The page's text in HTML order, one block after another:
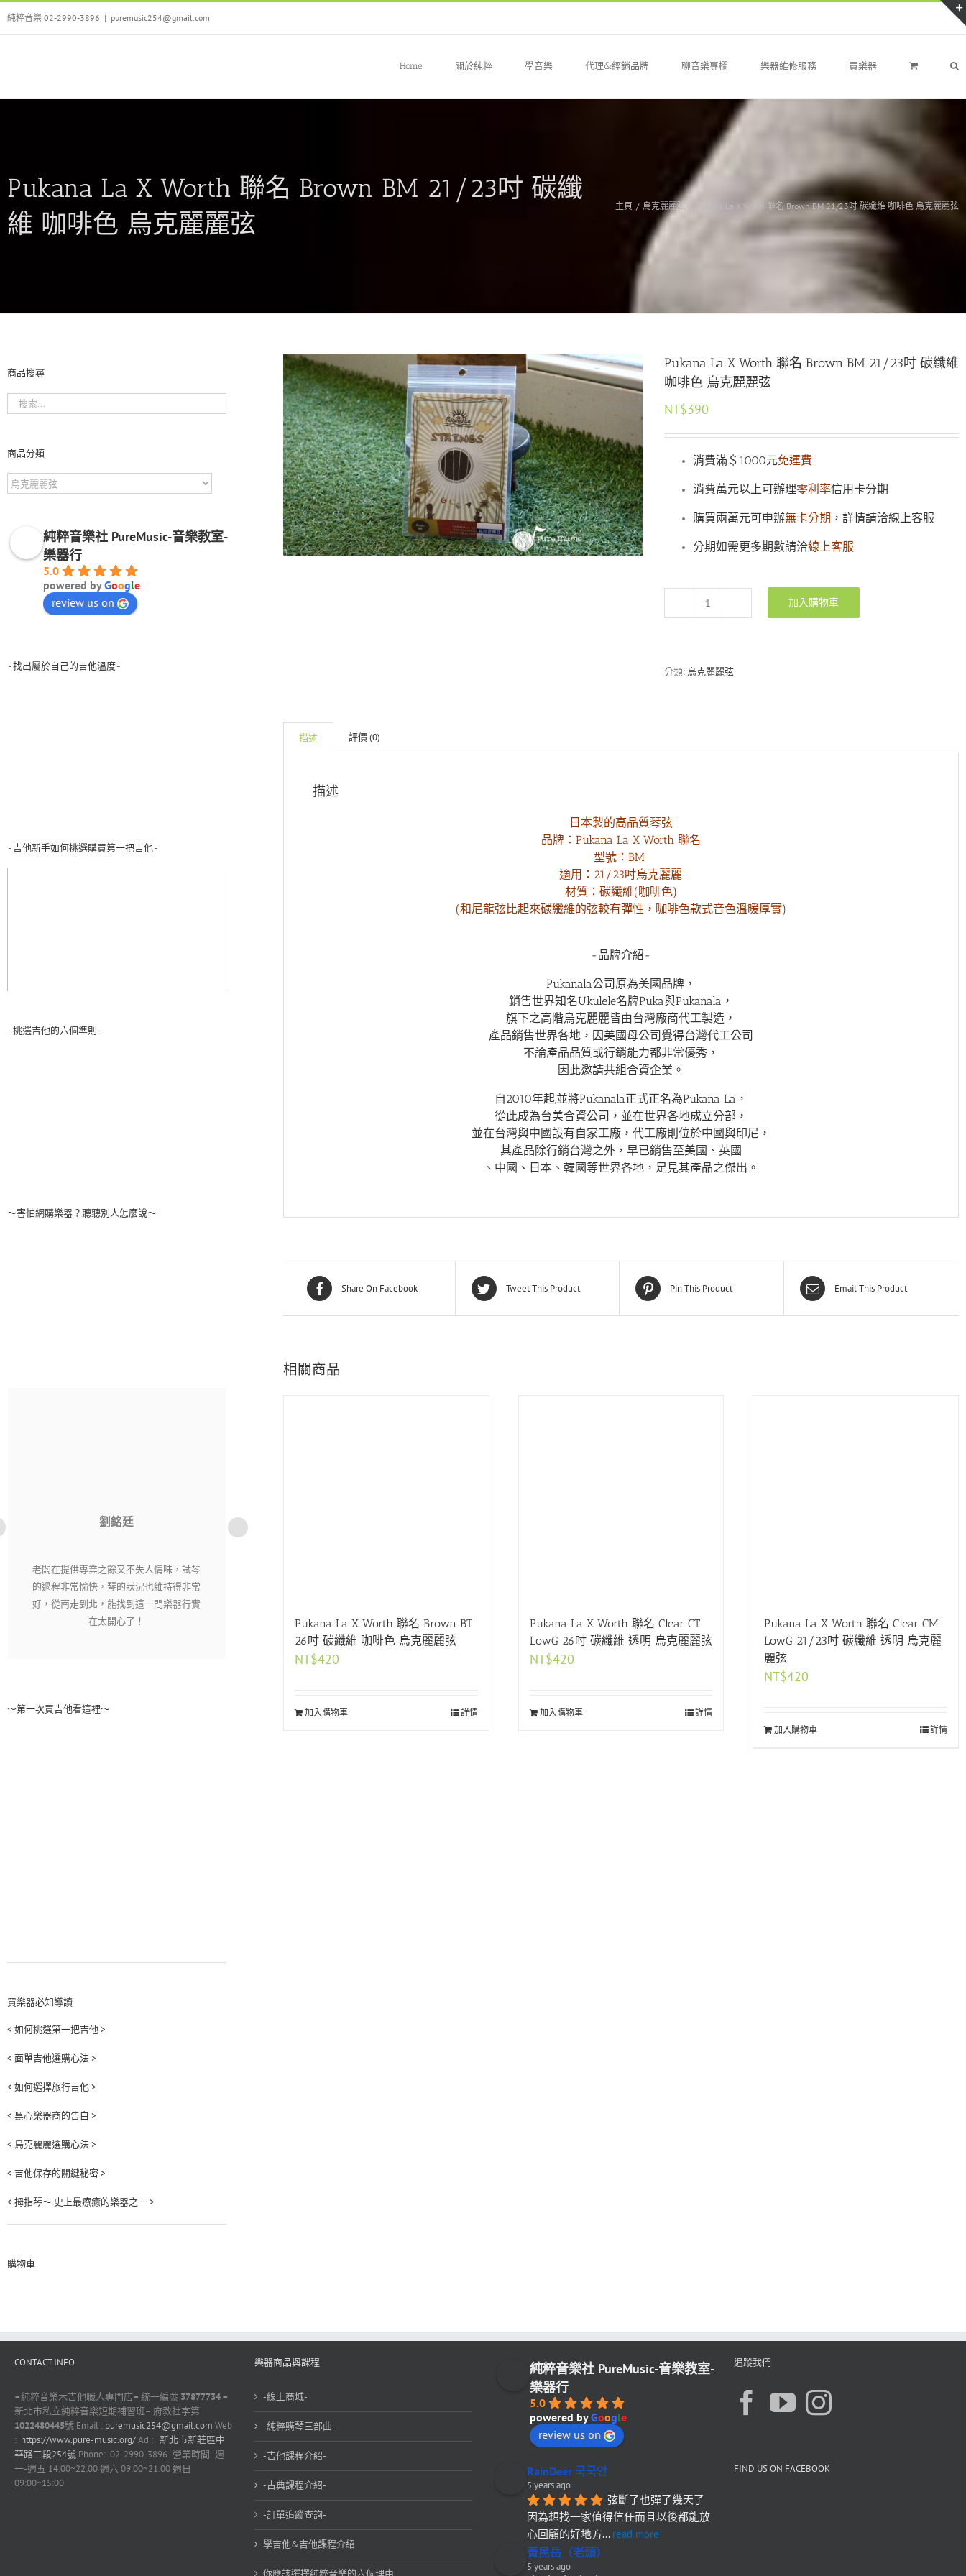
Skip
content
純粹音樂 02-2990-3896 | puremusic254@gmail.com
Home 關於純粹 學音樂 代理&經銷品牌 聊音樂專欄 樂器維修服務 買樂器
Pukana La X Worth 聯名 Brown BM 21/23吋 碳纖
維 咖啡色 烏克麗麗弦
主頁 / 烏克麗麗弦 Pukana La X Worth 聯名 Brown BM 21/23吋 碳纖維 咖啡色 烏克麗麗弦
Pukana La X Worth 聯名 Brown BM 21/23吋 碳纖維
咖啡色 烏克麗麗弦
NT$390
消費滿＄1000元免運費
消費萬元以上可辦理零利率信用卡分期
購買兩萬元可申辦無卡分期 ，詳情請洽線上客服
分期如需更多期數請洽線上客服
Pukana
聯
碳
數
加入購物車
分類: 烏克麗麗弦
描述 評價 (0)
描述
日本製的高品質琴弦
品牌：Pukana La X Worth 聯名
型號：BM
適用：21/23吋烏克麗麗
材質： 碳纖維(咖啡色)
(和尼龍弦比起來碳纖維的弦較有彈性，咖啡色款式音色溫暖厚實)
-品牌介紹-
Pukanala公司原為美國品牌，
銷售世界知名Ukulele名牌Puka與Pukanala，
旗下之高階烏克麗麗皆由台灣廠商代工製造，
產品銷售世界各地，因美國母公司覺得台灣代工公司
不論產品品質或行銷能力都非常優秀，
因此邀請共組合資企業。
自2010年起,並將Pukanala正式正名為Pukana La，
從此成為台美合資公司，並在世界各地成立分部，
並在台灣與中國設有自家工廠，代工廠則位於中國與印尼，
其產品除行銷台灣之外，早已銷售至美國、英國
、中國、日本、韓國等世界各地，足見其產品之傑出。
Share On Facebook Tweet This Product Pin This Product Email This Product
相關商品
Pukana La X Worth 聯名 Brown BT
26吋 碳纖維 咖啡色 烏克麗麗弦
NT$420
加入購物車 詳情
Pukana La X Worth 聯名 Clear CT
LowG 26吋 碳纖維 透明 烏克麗麗弦
NT$420
加入購物車 詳情
Pukana La X Worth 聯名 Clear CM
LowG 21/23吋 碳纖維 透明 烏克麗
麗弦
NT$420
加入購物車 詳情
商品搜尋
商品分類
純粹音樂社 PureMusic-音樂教室-
樂器行
5.0
powered byGoogle
review us on
-找出屬於自己的吉他溫度-
-吉他新手如何挑選購買第一把吉他-
-挑選吉他的六個準則-
～害怕網購樂器？聽聽別人怎麼說～
洪貫傑
老闆相當用心，每一把琴都經過細心挑選
又嚴格把關，現場琴各有各的特色，在這
裡絕對能找到自己適合有喜愛的琴。
～第一次買吉他看這裡～
買樂器必知導讀
< 如何挑選第一把吉他 >
< 面單吉他選購心法 >
< 如何選擇旅行吉他 >
< 黑心樂器商的告白 >
< 烏克麗麗選購心法 >
< 吉他保存的關鍵秘密 >
< 拇指琴～ 史上最療癒的樂器之一 >
購物車
CONTACT INFO
–純粹音樂木吉他職人專門店– 統一編號 37877734 –
新北市私立純粹音樂短期補習班– 府教社字第
1022480445號 Email : puremusic254@gmail.com Web
: https://www.pure-music.org/Ad : 新北市新莊區中
華路二段254號 Phone: 02-2990-3896 -營業時間- 週
一-週五 14:00~22:00 週六 09:00~21:00 週日
09:00~15:00
樂器商品與課程
-線上商城-
-純粹購琴三部曲-
-吉他課程介紹-
-古典課程介紹-
-訂單追蹤查詢-
學吉他&吉他課程介紹
你應該選擇純粹音樂的六個理由
純粹音樂社 PureMusic-音樂教室-
樂器行
5.0
powered byGoogle
review us on
RainDeer 국국안
5 years ago
弦斷了也彈了幾天了
因為想找一家值得信任而且以後都能放
心回顧的好地方... read more
黃民岳（老頭）
5 years ago
追蹤我們
FIND US ON FACEBOOK